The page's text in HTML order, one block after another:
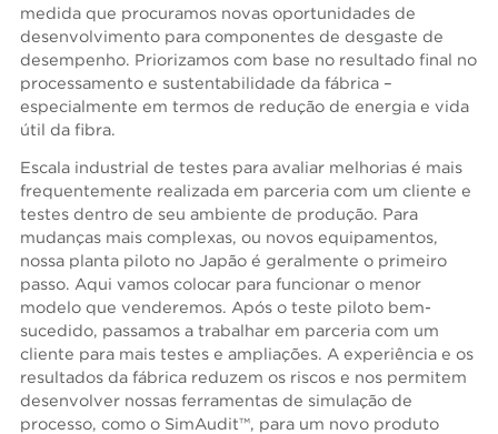
medida que procuramos novas oportunidades de
desenvolvimento para componentes de desgaste de
desempenho. Priorizamos com base no resultado final no
processamento e sustentabilidade da fábrica –
especialmente em termos de redução de energia e vida
útil da fibra.
Escala industrial de testes para avaliar melhorias é mais
frequentemente realizada em parceria com um cliente e
testes dentro de seu ambiente de produção. Para
mudanças mais complexas, ou novos equipamentos,
nossa planta piloto no Japão é geralmente o primeiro
passo. Aqui vamos colocar para funcionar o menor
modelo que venderemos. Após o teste piloto bem-
sucedido, passamos a trabalhar em parceria com um
cliente para mais testes e ampliações. A experiência e os
resultados da fábrica reduzem os riscos e nos permitem
desenvolver nossas ferramentas de simulação de
processo, como o SimAudit™, para um novo produto